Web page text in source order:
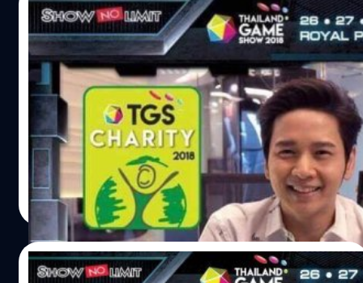
พร้อมลุ้นของรางวัล : https://goo.gl/ZA5hou ดาวน์โหลด
แอปฯ TrueMoney Wallet เพื่อซื้อบัตร
: https://goo.gl/Pb3jgq ดาวน์โหลดแอปฯ Thailand Game
Show เพื่อลุ้นรางวัล Android : https://goo.gl/TKFWwZ
iOS : https://goo.gl/tsX83z…
มาร่วมเป็นผู้ให้กับกิจกรรม “TGS CHARITY”
ร่วมประมูลเพื่อนำรายได้มอบให้มูลนิธิเด็กโรค
หัวใจ
"มาร่วมเป็นส่วนหนึ่ง สำหรับการเป็นผู้ให้" กับกิจกรรม "TGS
CHARITY" ร่วมประมูลเพื่อนำรายได้ทั้งหมดมอบให้กับมูลนิธิ
เด็กโรคหัวใจ คราวนี้ถึงคิวของนักแสดงหนุ่มมากความ
สามารถ "โต๋ ศักสิทธิ์" ที่จะนำของมาร่วมประมูลได้แก่ DJI
SPARK COMBO เริ่มต้นราคาประมูลที่ 5,000 บาท เริ่มประมูล
วันที่ 23 ตุลาคม 2561 ตั้งแต่เวลา 10.00 น. - 22.00 น. ใครที่
ให้ราคามากที่สุดรับของไปเลย รายได้ทั้งหมดนำไปมอบให้
"มูลนิธิเด็กโรคหัวใจ"
salinee tintumrong| 2847 days ago
Read More
23/10/2018